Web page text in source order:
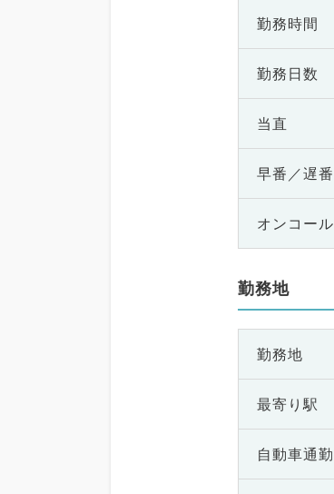
勤務時間
勤務日数
当直
早番／遅番
オンコール
勤務地
勤務地
最寄り駅
自動車通勤